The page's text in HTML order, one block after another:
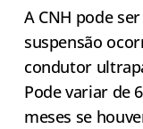
A CNH pode
suspensão
condutor
Pode variar de
meses se